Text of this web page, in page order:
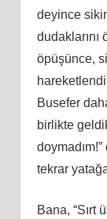
deyince
dudaklarını
öpüşünce,
Busefer
birlikte
tekrar
Bana, “Sırt